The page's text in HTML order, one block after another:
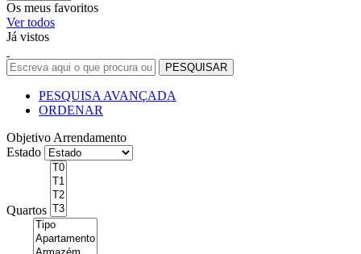
Os meus favoritos
Ver todos
Já vistos
PESQUISA AVANÇADA
ORDENAR
Objetivo Arrendamento
Estado
Quartos